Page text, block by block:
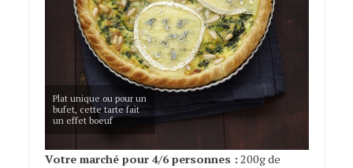
Plat unique ou pour un
bufet, cette tarte fait
un effet boeuf
Votre marché pour 4/6 personnes : 200g de